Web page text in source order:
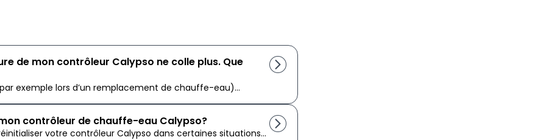
de mon contrôleur Calypso ne colle plus. Que
exemple lors d’un remplacement de chauffe-eau)...
contrôleur de chauffe-eau Calypso?
votre contrôleur Calypso dans certaines situations...